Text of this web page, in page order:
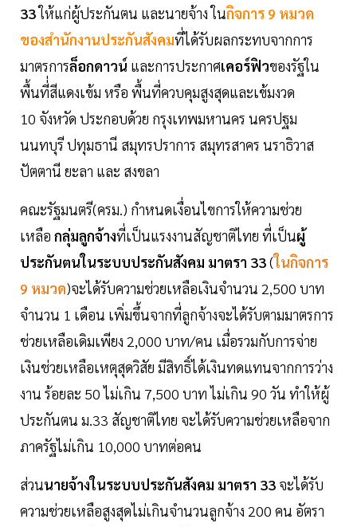
33ให้แก่ผู้ประกันตน และนายจ้าง ในกิจการ 9 หมวด
ของสำนักงานประกันสังคมที่ได้รับผลกระทบจากการ
มาตรการล็อกดาวน์ และการประกาศเคอร์ฟิวของรัฐใน
พื้นที่่สีแดงเข้ม หรือ พื้นที่ควบคุมสูงสุดและเข้มงวด
10 จังหวัด ประกอบด้วย กรุงเทพมหานคร นครปฐม
นนทบุรี ปทุมธานี สมุทรปราการ สมุทรสาคร นราธิวาส
ปัตตานี ยะลา และ สงขลา
คณะรัฐมนตรี(ครม.) กำหนดเงื่อนไขการให้ความช่วย
เหลือ กลุ่มลูกจ้างที่เป็นแรงงานสัญชาติไทย ที่เป็นผู้
ประกันตนในระบบประกันสังคม มาตรา 33(ในกิจการ
9 หมวด)จะได้รับความช่วยเหลือเงินจำนวน 2,500 บาท
จำนวน 1 เดือน เพิ่มขึ้นจากที่ลูกจ้างจะได้รับตามมาตรการ
ช่วยเหลือเดิมเพียง 2,000 บาท/คน เมื่อรวมกับการจ่าย
เงินช่วยเหลือเหตุสุดวิสัย มีสิทธิ์ได้เงินทดแทนจากการว่าง
งาน ร้อยละ 50 ไม่เกิน 7,500 บาท ไม่เกิน 90 วัน ทำให้ผู้
ประกันตน ม.33 สัญชาติไทย จะได้รับความช่วยเหลือจาก
ภาครัฐไม่เกิน 10,000 บาทต่อคน
ส่วนนายจ้างในระบบประกันสังคม มาตรา 33 จะได้รับ
ความช่วยเหลือสูงสุดไม่เกินจำนวนลูกจ้าง 200 คน อัตรา